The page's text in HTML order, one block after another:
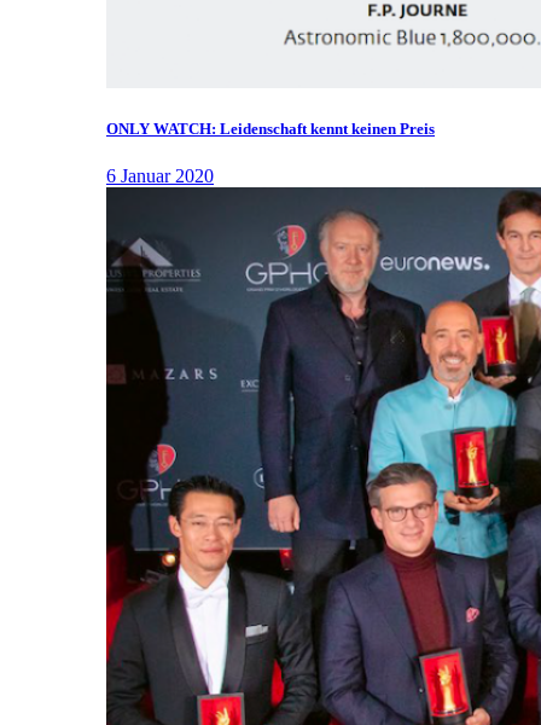
ONLY WATCH: Leidenschaft kennt keinen Preis
6 Januar 2020